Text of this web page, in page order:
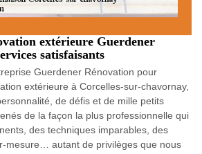
extérieure Guerdener
satisfaisants
Guerdener Rénovation pour
extérieure à Corcelles-sur-chavornay,
de défis et de mille petits
de la façon la plus professionnelle qui
des techniques imparables, des
mesure… autant de privilèges que nous